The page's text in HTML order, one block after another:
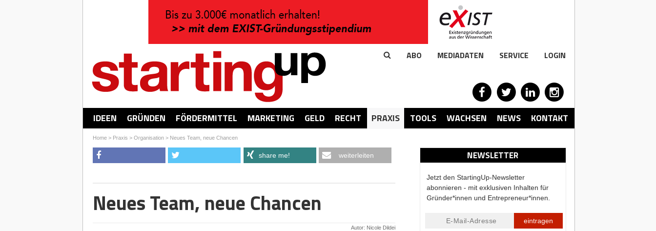
ABO MEDIADATEN SERVICE LOGIN
IDEEN GRÜNDEN FÖRDERMITTEL MARKETING GELD RECHT PRAXIS TOOLS WACHSEN NEWS KONTAKT
Home> Praxis > Organisation> Neues Team, neue Chancen
NEWSLETTER
Jetzt den StartingUp-Newsletter
abonnieren - mit exklusiven Inhalten für
Gründer*innen und Entrepreneur*innen.
eintragen
share me! weiterleiten
Neues Team, neue Chancen
Autor: Nicole Dildei